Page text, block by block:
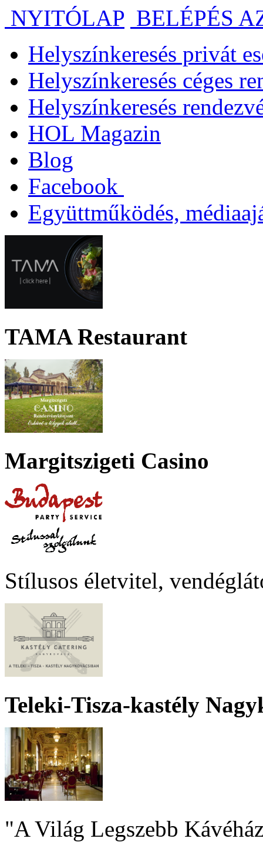
NYITÓLAP BELÉPÉS
Helyszínkeresés privát
Helyszínkeresés céges
Helyszínkeresés
HOL Magazin
Blog
Facebook
Együttműködés,
TAMA Restaurant
Margitszigeti Casino
Stílusos életvitel,
Teleki-Tisza-kastély
"A Világ Legszebb